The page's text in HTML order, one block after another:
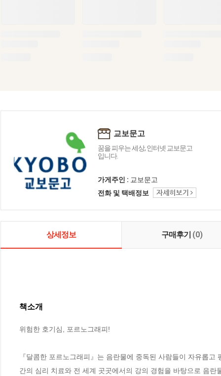
교보문고
꿈을 피우는 세상, 인터넷 교보문고
입니다.
가게주인 : 교보문고
전화 및 택배정보
상세정보 구매후기 (0)
책소개
위험한 호기심, 포르노그래피!
『달콤한 포르노그래피』는 음란물에 중독된 사람들이 자유롭
간의 심리 치료와 전 세계 곳곳에서의 강의 경험을 바탕으로 음